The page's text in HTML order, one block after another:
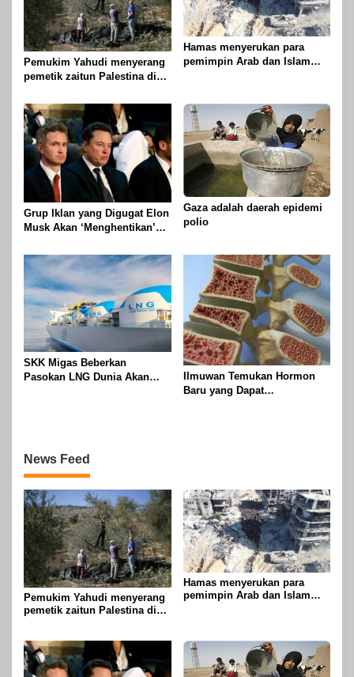
Pemukim Yahudi menyerang
pemetik zaitun Palestina di
Hamas menyerukan para
pemimpin Arab dan Islam
genosida di Gaza
Grup Iklan yang Digugat Elon
Musk Akan ‘Menghentikan’
Gaza adalah daerah epidemi
polio
SKK Migas Beberkan
Pasokan LNG Dunia Akan
Ilmuwan Temukan Hormon
Baru yang Dapat
News Feed
Pemukim Yahudi menyerang
pemetik zaitun Palestina di
Hamas menyerukan para
pemimpin Arab dan Islam